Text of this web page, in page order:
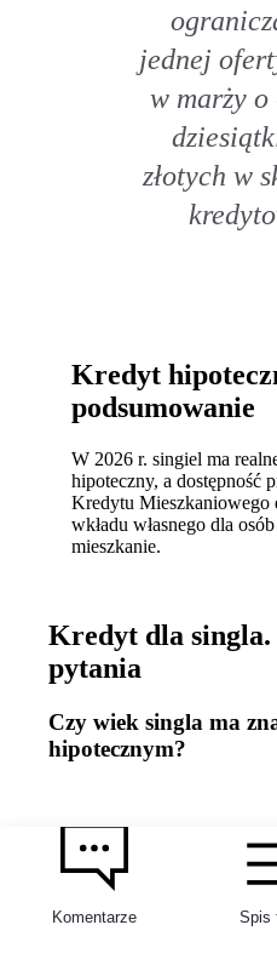
jednej
w marży
złotych w
Kredyt
podsumowanie
W 2026 r. singiel ma
hipoteczny, a dostępność
Kredytu Mieszkaniowego
wkładu własnego dla
mieszkanie.
Kredyt dla singla.
pytania
Czy wiek singla ma
hipotecznym?
Komentarze Spis